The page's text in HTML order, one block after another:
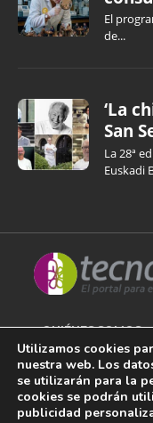
El
de...
‘La
San
La 28ª
Euskadi
QUIÉNES SOMOS
AVISO LEGAL
POLÍTICA DE
Utilizamos cookies
nuestra web. Los
se utilizarán para la
cookies se podrán
publicidad